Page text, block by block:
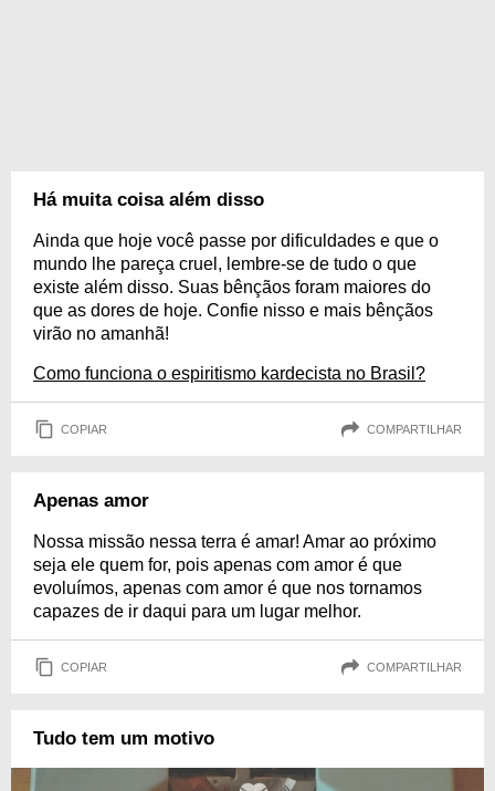
Há muita coisa além disso
Ainda que hoje você passe por dificuldades e que o
mundo lhe pareça cruel, lembre-se de tudo o que
existe além disso. Suas bênçãos foram maiores do
que as dores de hoje. Confie nisso e mais bênçãos
virão no amanhã!
Como funciona o espiritismo kardecista no Brasil?
COPIAR COMPARTILHAR
Apenas amor
Nossa missão nessa terra é amar! Amar ao próximo
seja ele quem for, pois apenas com amor é que
evoluímos, apenas com amor é que nos tornamos
capazes de ir daqui para um lugar melhor.
COPIAR COMPARTILHAR
Tudo tem um motivo